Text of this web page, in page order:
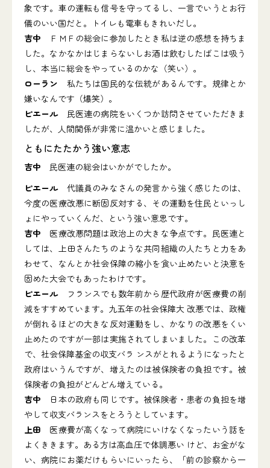
象です。車の運転も信号を守ってるし、一言でいうとお行
儀のいい国だと。トイレも電車もきれいだし。
吉中 ＦＭＦの総会に参加したとき私は逆の感想を持ちま
した。なかなかはじまらないしお酒は飲むしたばこは吸う
し、本当に総会をやっているのかな（笑い）。
ローラン 私たちは国民的な伝統があるんです。規律とか
嫌いなんです（爆笑）。
ピエール民医連の病院をいくつか訪問させていただきま
したが、人間関係が非常に温かいと感じました。
ともにたたかう強い意志
吉中 民医連の総会はいかがでしたか。
ピエール代議員のみなさんの発言から強く感じたのは、
今度の医療改悪に断固反対する、その運動を住民といっし
ょにやっていくんだ、という強い意思です。
吉中 医療改悪問題は政治上の大きな争点です。民医連と
しては、上田さんたちのような共同組織の人たちと力をあ
わせて、なんとか社会保障の縮小を食い止めたいと決意を
固めた大会でもあったわけです。
ピエールフランスでも数年前から歴代政府が医療費の削
減をすすめています。九五年の社会保障大 改悪では、政権
が倒れるほどの大きな反対運動をし、かなりの改悪をくい
止めたのですが一部は実施されてしまいました。この改革
で、社会保障基金の収支バラ ンスがとれるようになったと
政府はいうんですが、増えたのは被保険者の負担です。被
保険者の負担がどんどん増えている。
吉中 日本の政府も同じです。被保険者・患者の負担を増
やして収支バランスをとろうとしています。
上田 医療費が高くなって病院にいけなくなったいう話を
よくききます。ある方は高血圧で体調悪い けど、お金がな
い、病院にお薬だけもらいにいったら、「前の診察から一